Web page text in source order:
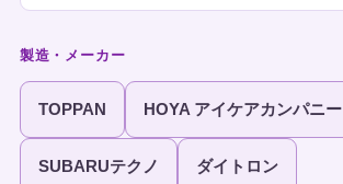
製造・メーカー
TOPPAN HOYA アイケアカンパニー
SUBARUテクノ ダイトロン